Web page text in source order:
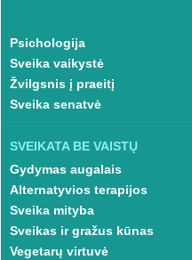
Psichologija
Sveika vaikystė
Žvilgsnis į praeitį
Sveika senatvė
SVEIKATA BE VAISTŲ
Gydymas augalais
Alternatyvios terapijos
Sveika mityba
Sveikas ir gražus kūnas
Vegetarų virtuvė